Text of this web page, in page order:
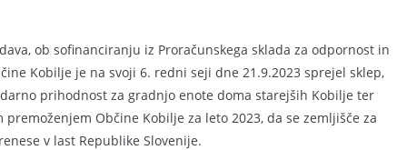
ob sofinanciranju iz Proračunskega sklada za odpornost in
Kobilje je na svoji 6. redni seji dne 21.9.2023 sprejel sklep,
prihodnost za gradnjo enote doma starejših Kobilje ter
Občine Kobilje za leto 2023, da se zemljišče za
v last Republike Slovenije.